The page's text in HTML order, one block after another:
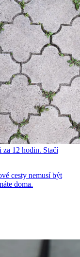
za 12 hodin. Stačí
cesty nemusí být
doma.